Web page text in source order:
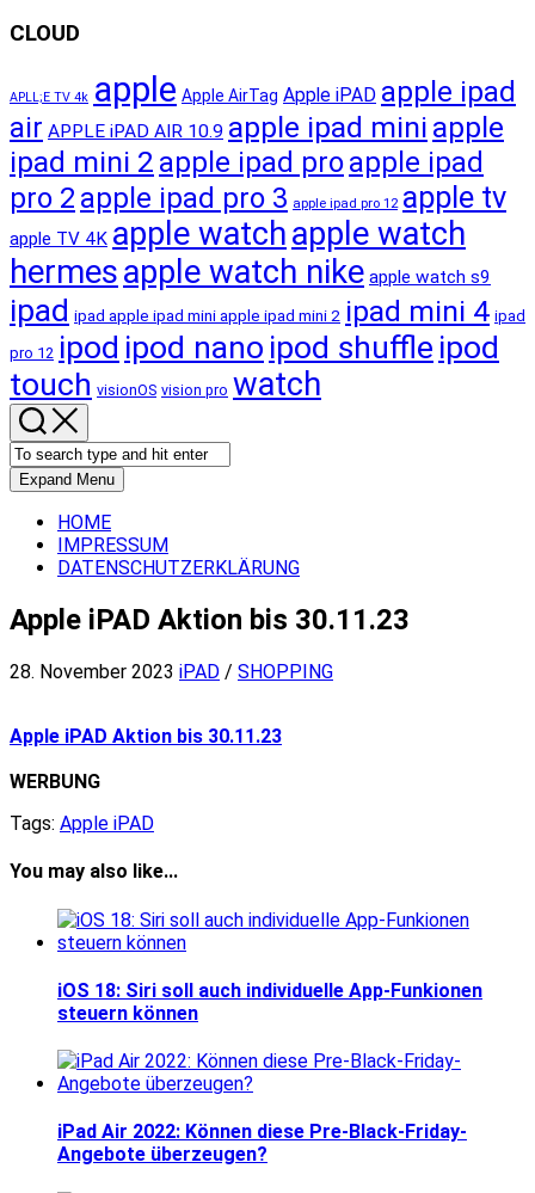
CLOUD
APLL;E TV 4k apple Apple AirTag Apple iPAD apple ipad
air APPLE iPAD AIR 10.9 apple ipad mini apple
ipad mini 2 apple ipad proapple ipad
pro 2 apple ipad pro 3 apple ipad pro 12 apple tv
apple TV 4K apple watchapple watch
hermesapple watch nike apple watch s9
ipad ipad apple ipad mini apple ipad mini 2 ipad mini 4 ipad
pro 12 ipod ipod nano ipod shuffle ipod
touch visionOS vision pro watch
Expand Menu
HOME
IMPRESSUM
DATENSCHUTZERKLÄRUNG
Apple iPAD Aktion bis 30.11.23
28. November 2023 iPAD / SHOPPING
Apple iPAD Aktion bis 30.11.23
WERBUNG
Tags: Apple iPAD
You may also like...
iOS 18: Siri soll auch individuelle App-Funkionen
steuern können
iPad Air 2022: Können diese Pre-Black-Friday-
Angebote überzeugen?